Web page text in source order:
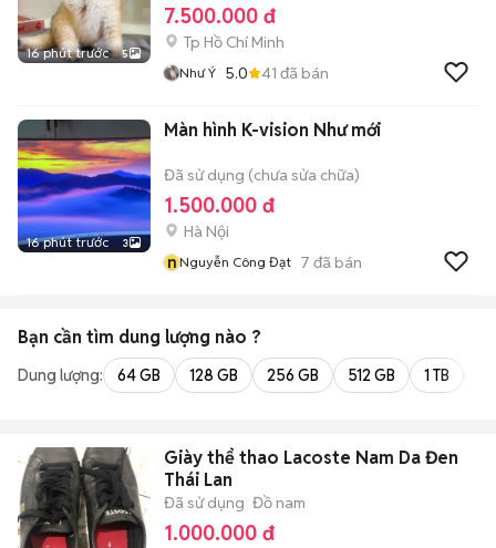
16 phút trước 5
7.500.000 đ
Tp Hồ Chí Minh
Như Ý 5.0 41 đã bán
16 phút trước 3
Màn hình K-vision Như mới
Đã sử dụng (chưa sửa chữa)
1.500.000 đ
Hà Nội
nNguyễn Công Đạt 7 đã bán
Bạn cần tìm dung lượng nào ?
Dung lượng: 64 GB 128 GB 256 GB 512 GB 1 TB
Giày thể thao Lacoste Nam Da Đen
Thái Lan
Đã sử dụng Đồ nam
1.000.000 đ